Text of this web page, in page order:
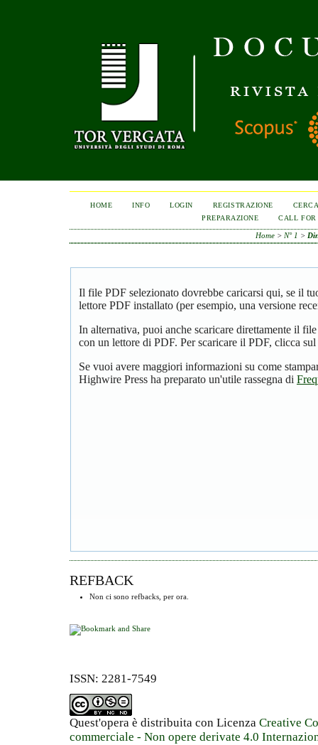
HOME INFO LOGIN REGISTRAZIONE
PREPARAZIONE
CALL FOR
Home > N° 1 >
Il file PDF selezionato dovrebbe caricarsi qui, se il
lettore PDF installato (per esempio, una versione
In alternativa, puoi anche scaricare direttamente il
con un lettore di PDF. Per scaricare il PDF, clicca
Se vuoi avere maggiori informazioni su come
Highwire Press ha preparato un'utile rassegna di
REFBACK
Non ci sono refbacks, per ora.
ISSN: 2281-7549
Quest'opera è distribuita con Licenza Creative
commerciale - Non opere derivate 4.0